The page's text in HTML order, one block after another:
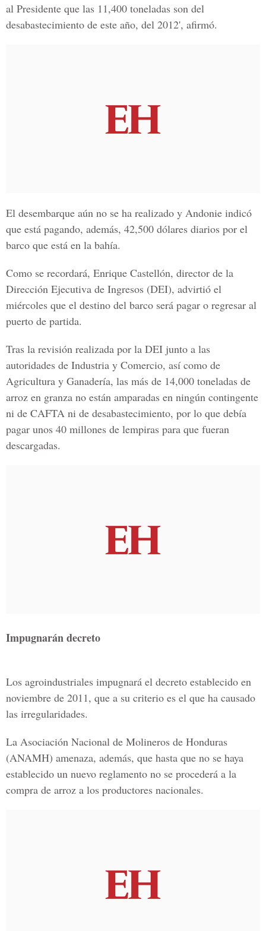
al Presidente que las 11,400 toneladas son del
desabastecimiento de este año, del 2012', afirmó.
El desembarque aún no se ha realizado y Andonie indicó
que está pagando, además, 42,500 dólares diarios por el
barco que está en la bahía.
Como se recordará, Enrique Castellón, director de la
Dirección Ejecutiva de Ingresos (DEI), advirtió el
miércoles que el destino del barco será pagar o regresar al
puerto de partida.
Tras la revisión realizada por la DEI junto a las
autoridades de Industria y Comercio, así como de
Agricultura y Ganadería, las más de 14,000 toneladas de
arroz en granza no están amparadas en ningún contingente
ni de CAFTA ni de desabastecimiento, por lo que debía
pagar unos 40 millones de lempiras para que fueran
descargadas.
Impugnarán decreto
Los agroindustriales impugnará el decreto establecido en
noviembre de 2011, que a su criterio es el que ha causado
las irregularidades.
La Asociación Nacional de Molineros de Honduras
(ANAMH) amenaza, además, que hasta que no se haya
establecido un nuevo reglamento no se procederá a la
compra de arroz a los productores nacionales.